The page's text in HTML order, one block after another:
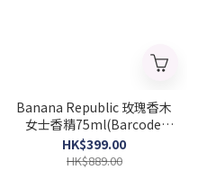
Banana Republic 玫瑰香木
女士香精75ml(Barcode:
840797161573)
HK$399.00
HK$889.00